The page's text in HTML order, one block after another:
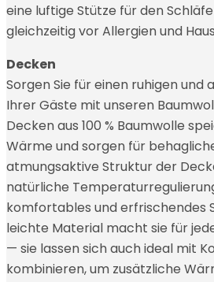
eine luftige Stütze für den
gleichzeitig vor Allergien und
Decken
Sorgen Sie für einen ruhigen und
Ihrer Gäste mit unseren
Decken aus 100 % Baumwolle
Wärme und sorgen für
atmungsaktive Struktur der
natürliche
komfortables und erfrischendes
leichte Material macht sie für
— sie lassen sich auch ideal mit
kombinieren, um zusätzliche